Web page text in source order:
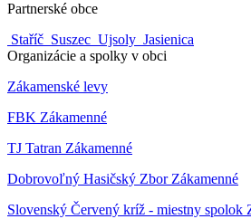
Partnerské obce
Staříč Suszec Ujsoly Jasienica
Organizácie a spolky v obci
Zákamenské levy
FBK Zákamenné
TJ Tatran Zákamenné
Dobrovoľný Hasičský Zbor Zákamenné
Slovenský Červený kríž - miestny spolok